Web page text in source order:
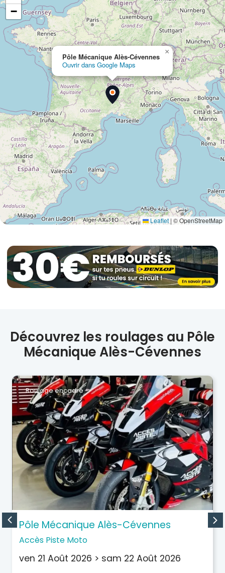
Pôle Mécanique Alès-Cévennes
Ouvrir dans Google Maps
×
−
Leaflet | © OpenStreetMap
Découvrez les roulages au Pôle
Mécanique Alès-Cévennes
Roulage encadré
Pôle Mécanique Alès-Cévennes
Accès Piste Moto
ven 21 Août 2026 > sam 22 Août 2026